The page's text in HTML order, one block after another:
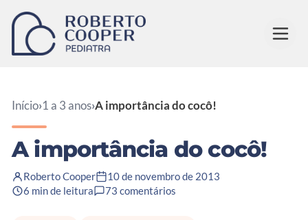
Pular para o conteúdo
Início›1 a 3 anos›A importância do cocô!
A importância do cocô!
Roberto Cooper
10 de novembro de 2013
6 min de leitura
73 comentários